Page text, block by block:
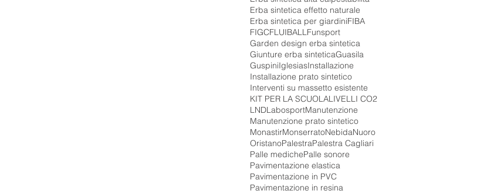
Erba sintetica effetto naturale
Erba sintetica per giardiniFIBA
FIGCFLUIBALLFunsport
Garden design erba sintetica
Giunture erba sinteticaGuasila
GuspiniIglesiasInstallazione
Installazione prato sintetico
Interventi su massetto esistente
KIT PER LA SCUOLALIVELLI CO2
LNDLabosportManutenzione
Manutenzione prato sintetico
MonastirMonserratoNebidaNuoro
OristanoPalestraPalestra Cagliari
Palle medichePalle sonore
Pavimentazione elastica
Pavimentazione in PVC
Pavimentazione in resina